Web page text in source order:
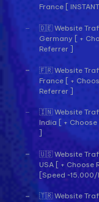
France [
🇩🇪 Website
Germany [ +
Referrer ]
🇫🇷 Website
France [ +
Referrer ]
🇮🇳 Website
India [ + Choose
🇺🇸 Website
USA [ + Choose
[Speed
🇹🇷 Website
Traffic thật
mình cải